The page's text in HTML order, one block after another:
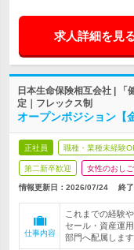
求人詳細を見
日本生命保険相互会社 |
定｜フレックス制
オープンポジション
正社員 職種・業種未経験
第二新卒歓迎 女性のおし
情報更新日：2026/07/24 終
仕事内容
これまでの経験
セール・資産運
部門へ配属します